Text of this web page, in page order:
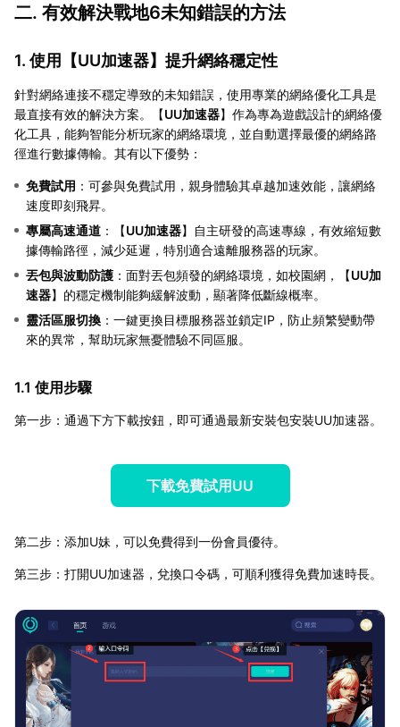
二. 有效解決戰地6未知錯誤的方法
1. 使用【UU加速器】提升網絡穩定性
針對網絡連接不穩定導致的未知錯誤，使用專業的網絡優化工具是
最直接有效的解決方案。【UU加速器】作為專為遊戲設計的網絡優
化工具，能夠智能分析玩家的網絡環境，並自動選擇最優的網絡路
徑進行數據傳輸。其有以下優勢：
免費試用 ：可參與免費試用，親身體驗其卓越加速效能，讓網絡
速度即刻飛昇。
專屬高速通道 ：【UU加速器】自主研發的高速專線，有效縮短數
據傳輸路徑，減少延遲，特別適合遠離服務器的玩家。
丟包與波動防護 ：面對丟包頻發的網絡環境，如校園網，【UU加
速器】的穩定機制能夠緩解波動，顯著降低斷線概率。
靈活區服切換 ：一鍵更換目標服務器並鎖定IP，防止頻繁變動帶
來的異常，幫助玩家無憂體驗不同區服。
1.1 使用步驟
第一步：通過下方下載按鈕，即可通過最新安裝包安裝UU加速器。
下載免費試用UU
第二步：添加U妹，可以免費得到一份會員優待。
第三步：打開UU加速器，兌換口令碼，可順利獲得免費加速時長。